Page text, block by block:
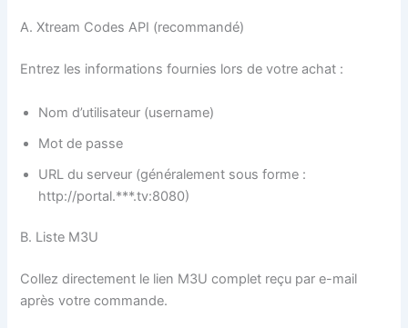
A. Xtream Codes API (recommandé)
Entrez les informations fournies lors de votre achat :
Nom d’utilisateur (username)
Mot de passe
URL du serveur (généralement sous forme :
http://portal.***.tv:8080)
B. Liste M3U
Collez directement le lien M3U complet reçu par e-mail
après votre commande.